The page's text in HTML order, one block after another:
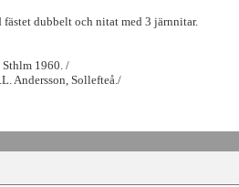
fästet dubbelt och nitat med 3 järnnitar.
Sthlm 1960. /
Andersson, Sollefteå./